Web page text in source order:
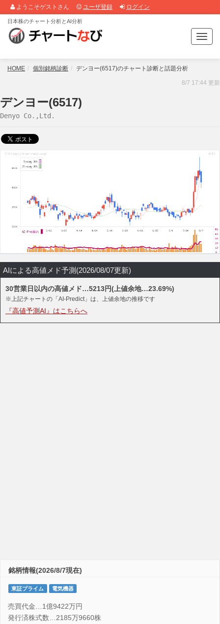
ようこそゲストさん ユーザ登録 ログイン
T
o
g
e
n
日本株のチャート分析とAI分析
HOME 個別銘柄診断 デンヨー(6517)のチャート診断と話題分析
8/7 17:44 更新
デンヨー(6517)
Denyo Co.,Ltd.
AIによる高値メド予測(2026/08/07更新)
30営業日以内の高値メド…5213円(上値余地…23.69%)
※上記チャートの「AI-Predict」は、上値余地の推移です
『高値予測AI』はこちらへ
銘柄情報(2026/8/7現在)
東証プライム 電気機器
売買代金…1億9422万円
発行済株式数…2185万9660株